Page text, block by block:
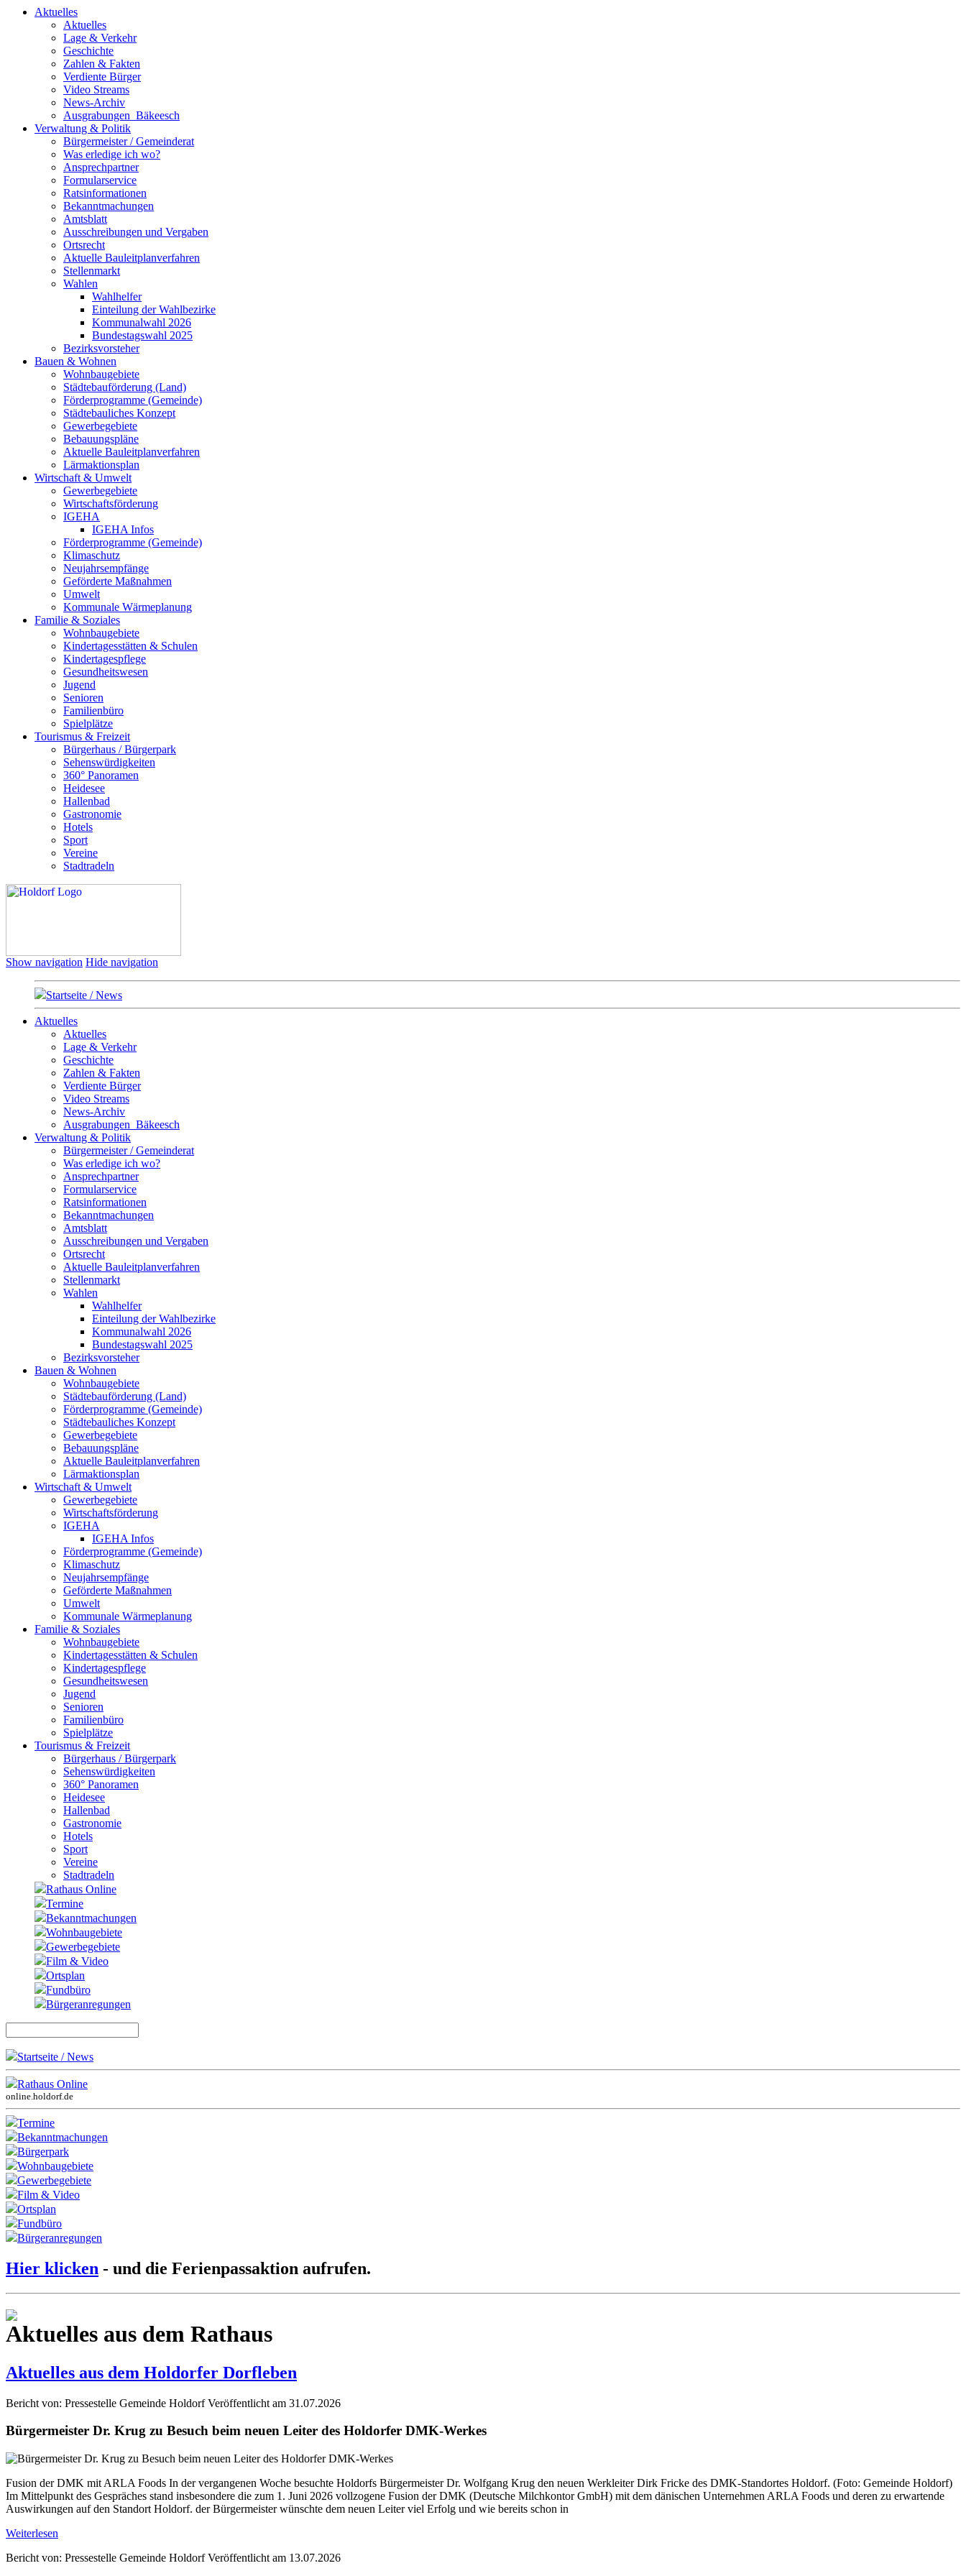
Aktuelles
Aktuelles
Lage & Verkehr
Geschichte
Zahlen & Fakten
Verdiente Bürger
Video Streams
News-Archiv
Ausgrabungen_Bäkeesch
Verwaltung & Politik
Bürgermeister / Gemeinderat
Was erledige ich wo?
Ansprechpartner
Formularservice
Ratsinformationen
Bekanntmachungen
Amtsblatt
Ausschreibungen und Vergaben
Ortsrecht
Aktuelle Bauleitplanverfahren
Stellenmarkt
Wahlen
Wahlhelfer
Einteilung der Wahlbezirke
Kommunalwahl 2026
Bundestagswahl 2025
Bezirksvorsteher
Bauen & Wohnen
Wohnbaugebiete
Städtebauförderung (Land)
Förderprogramme (Gemeinde)
Städtebauliches Konzept
Gewerbegebiete
Bebauungspläne
Aktuelle Bauleitplanverfahren
Lärmaktionsplan
Wirtschaft & Umwelt
Gewerbegebiete
Wirtschaftsförderung
IGEHA
IGEHA Infos
Förderprogramme (Gemeinde)
Klimaschutz
Neujahrsempfänge
Geförderte Maßnahmen
Umwelt
Kommunale Wärmeplanung
Familie & Soziales
Wohnbaugebiete
Kindertagesstätten & Schulen
Kindertagespflege
Gesundheitswesen
Jugend
Senioren
Familienbüro
Spielplätze
Tourismus & Freizeit
Bürgerhaus / Bürgerpark
Sehenswürdigkeiten
360° Panoramen
Heidesee
Hallenbad
Gastronomie
Hotels
Sport
Vereine
Stadtradeln
Show navigation Hide navigation
Startseite / News
Aktuelles
Aktuelles
Lage & Verkehr
Geschichte
Zahlen & Fakten
Verdiente Bürger
Video Streams
News-Archiv
Ausgrabungen_Bäkeesch
Verwaltung & Politik
Bürgermeister / Gemeinderat
Was erledige ich wo?
Ansprechpartner
Formularservice
Ratsinformationen
Bekanntmachungen
Amtsblatt
Ausschreibungen und Vergaben
Ortsrecht
Aktuelle Bauleitplanverfahren
Stellenmarkt
Wahlen
Wahlhelfer
Einteilung der Wahlbezirke
Kommunalwahl 2026
Bundestagswahl 2025
Bezirksvorsteher
Bauen & Wohnen
Wohnbaugebiete
Städtebauförderung (Land)
Förderprogramme (Gemeinde)
Städtebauliches Konzept
Gewerbegebiete
Bebauungspläne
Aktuelle Bauleitplanverfahren
Lärmaktionsplan
Wirtschaft & Umwelt
Gewerbegebiete
Wirtschaftsförderung
IGEHA
IGEHA Infos
Förderprogramme (Gemeinde)
Klimaschutz
Neujahrsempfänge
Geförderte Maßnahmen
Umwelt
Kommunale Wärmeplanung
Familie & Soziales
Wohnbaugebiete
Kindertagesstätten & Schulen
Kindertagespflege
Gesundheitswesen
Jugend
Senioren
Familienbüro
Spielplätze
Tourismus & Freizeit
Bürgerhaus / Bürgerpark
Sehenswürdigkeiten
360° Panoramen
Heidesee
Hallenbad
Gastronomie
Hotels
Sport
Vereine
Stadtradeln
Rathaus Online
Termine
Bekanntmachungen
Wohnbaugebiete
Gewerbegebiete
Film & Video
Ortsplan
Fundbüro
Bürgeranregungen
Startseite / News
Rathaus Online
online.holdorf.de
Termine
Bekanntmachungen
Bürgerpark
Wohnbaugebiete
Gewerbegebiete
Film & Video
Ortsplan
Fundbüro
Bürgeranregungen
Hier klicken - und die Ferienpassaktion aufrufen.
Aktuelles aus dem Rathaus
Aktuelles aus dem Holdorfer Dorfleben
Bericht von: Pressestelle Gemeinde Holdorf Veröffentlicht am 31.07.2026
Bürgermeister Dr. Krug zu Besuch beim neuen Leiter des Holdorfer DMK-Werkes
Fusion der DMK mit ARLA Foods In der vergangenen Woche besuchte Holdorfs Bürgermeister Dr. Wolfgang Krug den neuen Werkleiter Dirk Fricke des DMK-Standortes Holdorf. (Foto: Gemeinde Holdorf)
Im Mittelpunkt des Gespräches stand insbesondere die zum 1. Juni 2026 vollzogene Fusion der DMK (Deutsche Milchkontor GmbH) mit dem dänischen Unternehmen ARLA Foods und deren zu erwartende
Auswirkungen auf den Standort Holdorf. der Bürgermeister wünschte dem neuen Leiter viel Erfolg und wie bereits schon in
Weiterlesen
Bericht von: Pressestelle Gemeinde Holdorf Veröffentlicht am 13.07.2026